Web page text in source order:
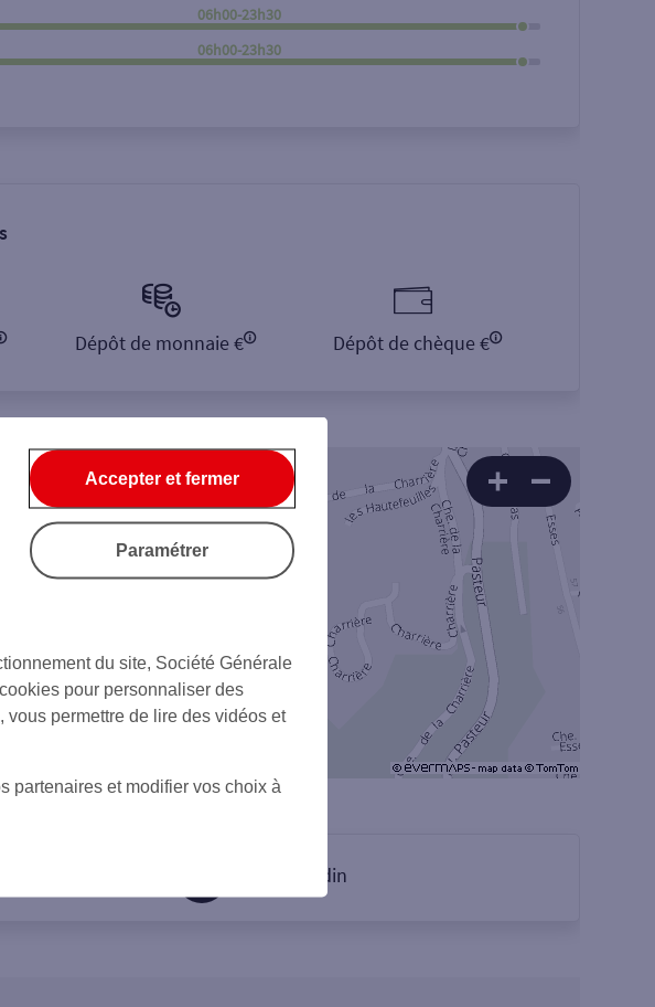
06h00-23h30
06h00-23h30
Dépôt de monnaie € Dépôt de chèque €
sur Linkedin
du site, Société Générale
pour personnaliser des
vous permettre de lire des vidéos et
partenaires et modifier vos choix à
Accepter et fermer
Paramétrer